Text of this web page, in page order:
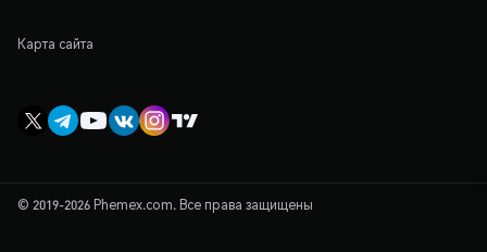
Карта сайта
© 2019-2026 Phemex.com. Все права защищены